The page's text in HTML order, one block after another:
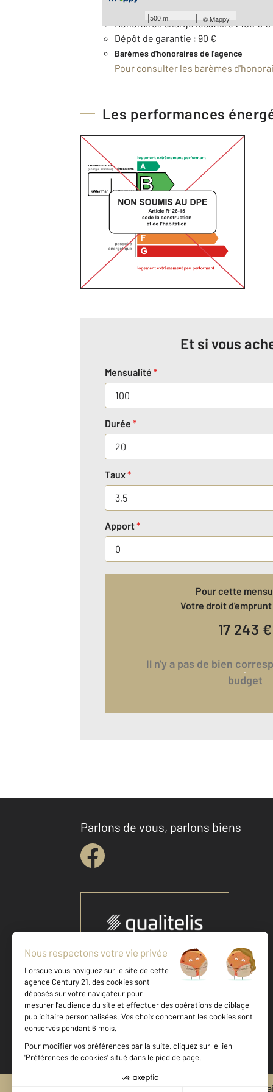
500 m ©Mappy
Honoraires charge locataire : 100 € €
Dépôt de garantie : 90 €
Barèmes d'honoraires de l'agence
Pour consulter les barèmes
Les performances
Et si vous
Mensualité *
Durée *
Taux*
Apport*
Pour cette
Votre droit d'emprunt
17 243 €
Il n'y a pas de bien correspondant à votre
budget
Parlons de vous, parlons biens
Votre agence est notée
Achat
Vente
9,1/10
Location
8,9/10
Mentions légales & CGU et Barèmes